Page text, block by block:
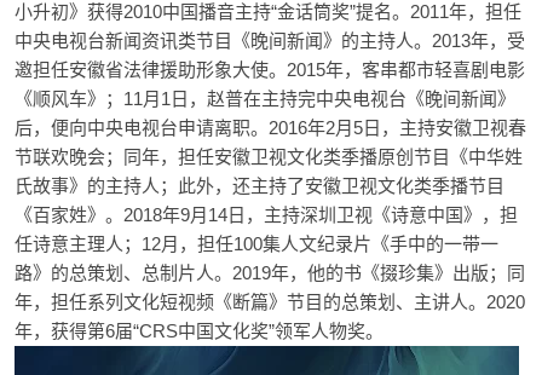
小升初》获得2010中国播音主持“金话筒奖”提名。2011年，担任
中央电视台新闻资讯类节目《晚间新闻》的主持人。2013年，受
邀担任安徽省法律援助形象大使。2015年，客串都市轻喜剧电影
《顺风车》；11月1日，赵普在主持完中央电视台《晚间新闻》
后，便向中央电视台申请离职。2016年2月5日，主持安徽卫视春
节联欢晚会；同年，担任安徽卫视文化类季播原创节目《中华姓
氏故事》的主持人；此外，还主持了安徽卫视文化类季播节目
《百家姓》。2018年9月14日，主持深圳卫视《诗意中国》，担
任诗意主理人；12月，担任100集人文纪录片《手中的一带一
路》的总策划、总制片人。2019年，他的书《掇珍集》出版；同
年，担任系列文化短视频《断篇》节目的总策划、主讲人。2020
年，获得第6届“CRS中国文化奖”领军人物奖。